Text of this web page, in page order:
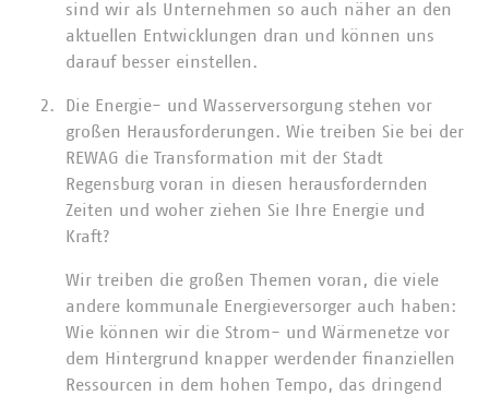
sind wir als Unternehmen so auch näher an den
aktuellen Entwicklungen dran und können uns
darauf besser einstellen.
Die Energie- und Wasserversorgung stehen vor
großen Herausforderungen. Wie treiben Sie bei der
REWAG die Transformation mit der Stadt
Regensburg voran in diesen herausfordernden
Zeiten und woher ziehen Sie Ihre Energie und
Kraft?
Wir treiben die großen Themen voran, die viele
andere kommunale Energieversorger auch haben:
Wie können wir die Strom- und Wärmenetze vor
dem Hintergrund knapper werdender finanziellen
Ressourcen in dem hohen Tempo, das dringend